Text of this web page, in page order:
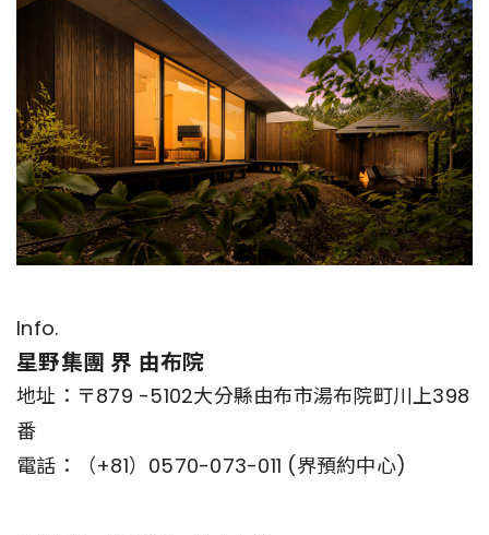
Info.
星野集團 界 由布院
地址：〒879 -5102大分縣由布市湯布院町川上398
番
電話：（+81）0570-073-011 (界預約中心)